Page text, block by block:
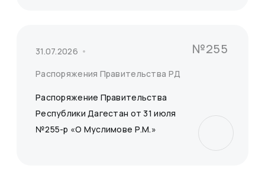
31.07.2026
Распоряжения Правительства РД
№255
Распоряжение Правительства
Республики Дагестан от 31 июля
№255-р «О Муслимове Р.М.»